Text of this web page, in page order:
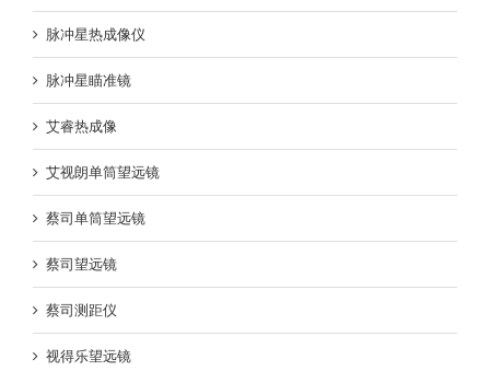
脉冲星热成像仪
脉冲星瞄准镜
艾睿热成像
艾视朗单筒望远镜
蔡司单筒望远镜
蔡司望远镜
蔡司测距仪
视得乐望远镜